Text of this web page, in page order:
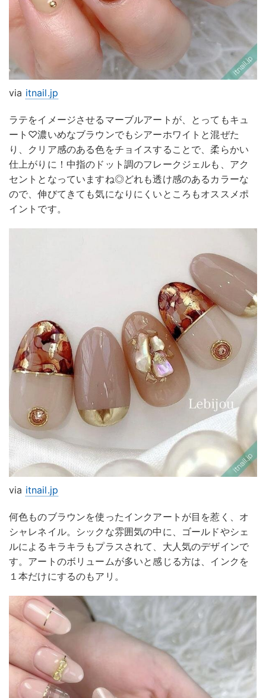
via itnail.jp
ラテをイメージさせるマーブルアートが、とってもキュ
ート♡濃いめなブラウンでもシアーホワイトと混ぜた
り、クリア感のある色をチョイスすることで、柔らかい
仕上がりに！中指のドット調のフレークジェルも、アク
セントとなっていますね◎どれも透け感のあるカラーな
ので、伸びてきても気になりにくいところもオススメポ
イントです。
via itnail.jp
何色ものブラウンを使ったインクアートが目を惹く、オ
シャレネイル。シックな雰囲気の中に、ゴールドやシェ
ルによるキラキラもプラスされて、大人気のデザインで
す。アートのボリュームが多いと感じる方は、インクを
１本だけにするのもアリ。